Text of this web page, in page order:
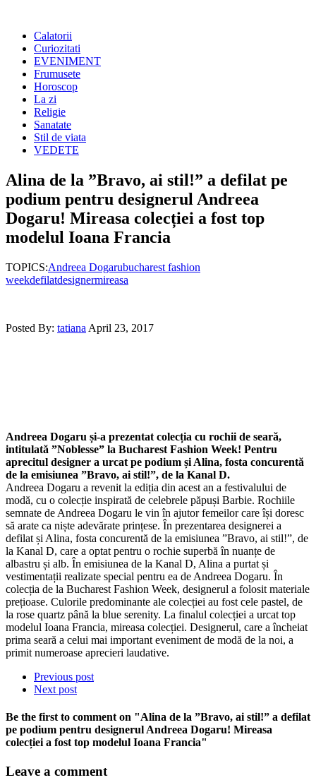
Calatorii
Curiozitati
EVENIMENT
Frumusete
Horoscop
La zi
Religie
Sanatate
Stil de viata
VEDETE
Alina de la ”Bravo, ai stil!” a defilat pe
podium pentru designerul Andreea
Dogaru! Mireasa colecției a fost top
modelul Ioana Francia
TOPICS:Andreea Dogarubucharest fashion
weekdefilatdesignermireasa
Posted By: tatiana April 23, 2017
Andreea Dogaru și-a prezentat colecția cu rochii de seară,
intitulată ”Noblesse” la Bucharest Fashion Week! Pentru
aprecitul designer a urcat pe podium și Alina, fosta concurentă
de la emisiunea ”Bravo, ai stil!”, de la Kanal D.
Andreea Dogaru a revenit la ediția din acest an a festivalului de
modă, cu o colecție inspirată de celebrele păpuși Barbie. Rochiile
semnate de Andreea Dogaru le vin în ajutor femeilor care își doresc
să arate ca niște adevărate prințese. În prezentarea designerei a
defilat și Alina, fosta concurentă de la emisiunea ”Bravo, ai stil!”, de
la Kanal D, care a optat pentru o rochie superbă în nuanțe de
albastru și alb. În emisiunea de la Kanal D, Alina a purtat și
vestimentații realizate special pentru ea de Andreea Dogaru. În
colecția de la Bucharest Fashion Week, designerul a folosit materiale
prețioase. Culorile predominante ale colecției au fost cele pastel, de
la rose quartz până la blue serenity. La finalul colecției a urcat top
modelul Ioana Francia, mireasa colecției. Designerul, care a încheiat
prima seară a celui mai important eveniment de modă de la noi, a
primit numeroase aprecieri laudative.
Previous post
Next post
Be the first to comment on "Alina de la ”Bravo, ai stil!” a defilat
pe podium pentru designerul Andreea Dogaru! Mireasa
colecției a fost top modelul Ioana Francia"
Leave a comment